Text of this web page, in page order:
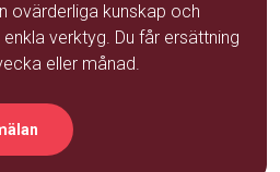
ovärderliga kunskap och
verktyg. Du får ersättning
eller månad.